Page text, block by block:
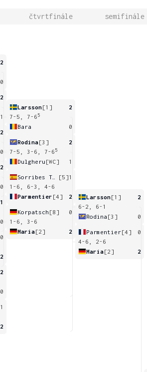
čtvrtfinále semifinále
2
0
2
1
2
0
2
0
1
0
0
2
2
0
1
2
Larsson[1]
2
7-5, 7-6 5
Bara 0
Rodina[3]
2
7-5, 3-6, 7-6 5
Dulgheru [WC] 1
[5]1
1-6, 6-3, 4-6
Parmentier [4] 2
Korpatsch [8]
0
1-6, 3-6
Maria[2] 2
Larsson[1]
2
6-2, 6-1
Rodina [3] 0
Parmentier[4]
0
4-6, 2-6
Maria[2] 2